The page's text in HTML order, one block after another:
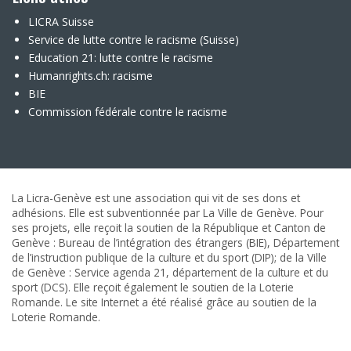
LICRA Suisse
Service de lutte contre le racisme (Suisse)
Education 21: lutte contre le racisme
Humanrights.ch: racisme
BIE
Commission fédérale contre le racisme
La Licra-Genève est une association qui vit de ses dons et
adhésions. Elle est subventionnée par La Ville de Genève. Pour
ses projets, elle reçoit la soutien de la République et Canton de
Genève : Bureau de l’intégration des étrangers (BIE), Département
de l’instruction publique de la culture et du sport (DIP); de la Ville
de Genève : Service agenda 21, département de la culture et du
sport (DCS). Elle reçoit également le soutien de la Loterie
Romande. Le site Internet a été réalisé grâce au soutien de la
Loterie Romande.